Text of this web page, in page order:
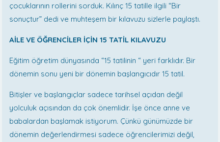
çocuklarının rollerini sorduk. Kılınç 15 tatille ilgili “Bir
sonuçtur” dedi ve muhteşem bir kılavuzu sizlerle paylaştı.
AİLE VE ÖĞRENCİLER İÇİN 15 TATİL KILAVUZU
Eğitim öğretim dünyasında “15 tatilinin “ yeri farklıdır. Bir
dönemin sonu yeni bir dönemin başlangıcıdır 15 tatil.
Bitişler ve başlangıçlar sadece tarihsel açıdan değil
yolculuk açısından da çok önemlidir. İşe önce anne ve
babalardan başlamak istiyorum. Çünkü günümüzde bir
dönemin değerlendirmesi sadece öğrencilerimizi değil,